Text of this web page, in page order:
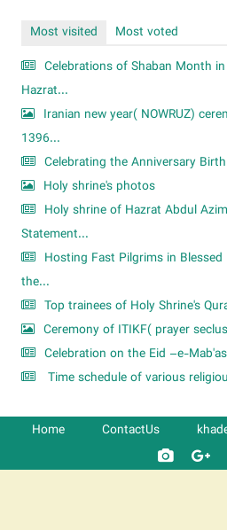
Most visited
Most voted
Celebrations of Shaban Month
Hazrat...
Iranian new year( NOWRUZ)
1396...
Celebrating the Anniversary
Holy shrine's photos
Holy shrine of Hazrat Abdul
Statement...
Hosting Fast Pilgrims in
the...
Top trainees of Holy Shrine's
Ceremony of ITIKF( prayer
Celebration on the Eid –e-
Time schedule of various
Home ContactUs